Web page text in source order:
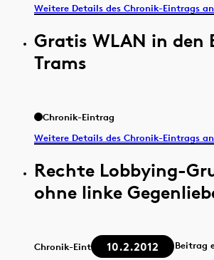
Weitere Details des Chronik-Eintrags
Gratis WLAN in den
Trams
Chronik-Eintrag
Weitere Details des Chronik-Eintrags
Rechte Lobbying-
ohne linke
Chronik-Eintrag 10.2.2012
Beitrag